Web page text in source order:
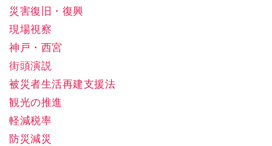
災害復旧・復興
現場視察
神戸・西宮
街頭演説
被災者生活再建支援法
観光の推進
軽減税率
防災減災